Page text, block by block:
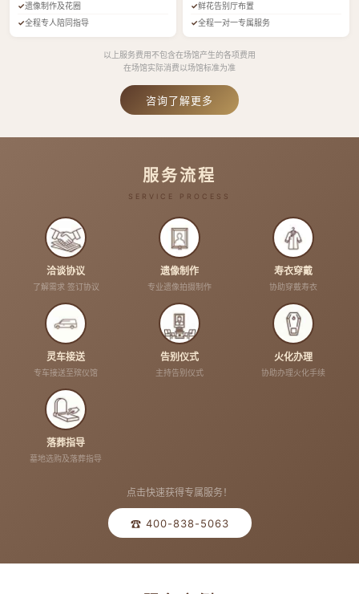
遗像制作及花圈
全程专人陪同指导
鲜花告别厅布置
全程一对一专属服务
以上服务费用不包含在场馆产生的各项费用
在场馆实际消费以场馆标准为准
咨询了解更多
服务流程
SERVICE PROCESS
洽谈协议
了解需求 签订协议
遗像制作
专业遗像拍摄制作
寿衣穿戴
协助穿戴寿衣
灵车接送
专车接送至殡仪馆
告别仪式
主持告别仪式
火化办理
协助办理火化手续
落葬指导
墓地选购及落葬指导
点击快速获得专属服务！
☎ 400-838-5063